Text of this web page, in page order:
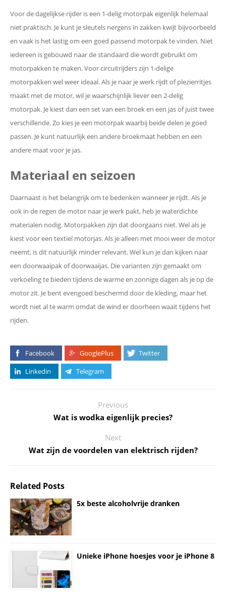
Voor de dagelijkse rijder is een 1-delig motorpak eigenlijk helemaal
niet praktisch. Je kunt je sleutels nergens in zakken kwijt bijvoorbeeld
en vaak is het lastig om een goed passend motorpak te vinden. Niet
iedereen is gebouwd naar de standaard die wordt gebruikt om
motorpakken te maken. Voor circuitrijders zijn 1-delige
motorpakken wel weer ideaal. Als je naar je werk rijdt of plezierritjes
maakt met de motor, wil je waarschijnlijk liever een 2-delig
motorpak. Je kiest dan een set van een broek en een jas of juist twee
verschillende. Zo kies je een motorpak waarbij beide delen je goed
passen. Je kunt natuurlijk een andere broekmaat hebben en een
andere maat voor je jas.
Materiaal en seizoen
Daarnaast is het belangrijk om te bedenken wanneer je rijdt. Als je
ook in de regen de motor naar je werk pakt, heb je waterdichte
materialen nodig. Motorpakken zijn dat doorgaans niet. Wel als je
kiest voor een textiel motorjas. Als je alleen met mooi weer de motor
neemt, is dit natuurlijk minder relevant. Wel kun je dan kijken naar
een doorwaaipak of doorwaaijas. Die varianten zijn gemaakt om
verkoeling te bieden tijdens de warme en zonnige dagen als je op de
motor zit. Je bent evengoed beschermd door de kleding, maar het
wordt niet al te warm omdat de wind er doorheen waait tijdens het
rijden.
Facebook GooglePlus
Twitter
Linkedin
Telegram
Previous
Wat is wodka eigenlijk precies?
Next
Wat zijn de voordelen van elektrisch rijden?
Related Posts
5x beste alcoholvrije dranken
Unieke iPhone hoesjes voor je iPhone 8